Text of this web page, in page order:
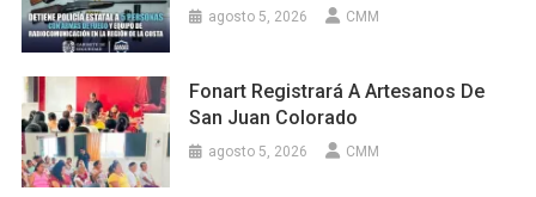
agosto 5, 2026 CMM
Fonart Registrará A Artesanos De
San Juan Colorado
agosto 5, 2026 CMM